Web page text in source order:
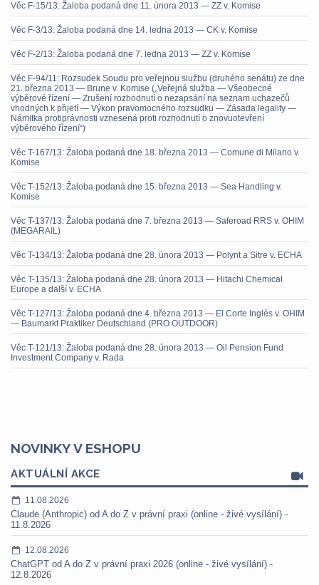
Věc F-15/13: Žaloba podaná dne 11. února 2013 — ZZ v. Komise
Věc F-3/13: Žaloba podaná dne 14. ledna 2013 — CK v. Komise
Věc F-2/13: Žaloba podaná dne 7. ledna 2013 — ZZ v. Komise
Věc F-94/11: Rozsudek Soudu pro veřejnou službu (druhého senátu) ze dne
21. března 2013 — Brune v. Komise („Veřejná služba — Všeobecné
výběrové řízení — Zrušení rozhodnutí o nezapsání na seznam uchazečů
vhodných k přijetí — Výkon pravomocného rozsudku — Zásada legality —
Námitka protiprávnosti vznesená proti rozhodnutí o znovuotevření
výběrového řízení“)
Věc T-167/13: Žaloba podaná dne 18. března 2013 — Comune di Milano v.
Komise
Věc T-152/13: Žaloba podaná dne 15. března 2013 — Sea Handling v.
Komise
Věc T-137/13: Žaloba podaná dne 7. března 2013 — Saferoad RRS v. OHIM
(MEGARAIL)
Věc T-134/13: Žaloba podaná dne 28. února 2013 — Polynt a Sitre v. ECHA
Věc T-135/13: Žaloba podaná dne 28. února 2013 — Hitachi Chemical
Europe a další v. ECHA
Věc T-127/13: Žaloba podaná dne 4. března 2013 — El Corte Inglés v. OHIM
— Baumarkt Praktiker Deutschland (PRO OUTDOOR)
Věc T-121/13: Žaloba podaná dne 28. února 2013 — Oil Pension Fund
Investment Company v. Rada
NOVINKY V ESHOPU
AKTUÁLNÍ AKCE
11.08.2026
Claude (Anthropic) od A do Z v právní praxi (online - živé vysílání) -
11.8.2026
12.08.2026
ChatGPT od A do Z v právní praxi 2026 (online - živé vysílání) -
12.8.2026